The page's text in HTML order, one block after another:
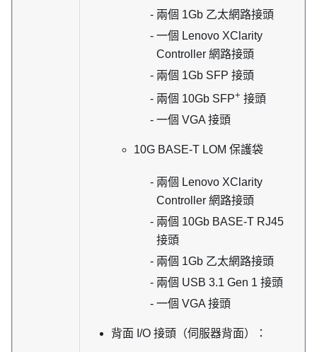
兩個 1Gb 乙太網路接頭
一個 Lenovo XClarity
Controller 網路接頭
兩個 1Gb SFP 接頭
兩個 10Gb SFP+ 接頭
一個 VGA 接頭
10G BASE-T LOM 保護袋
兩個 Lenovo XClarity
Controller 網路接頭
兩個 10Gb BASE-T RJ45
接頭
兩個 1Gb 乙太網路接頭
兩個 USB 3.1 Gen 1 接頭
一個 VGA 接頭
背面 I/O 接頭（伺服器背面）：